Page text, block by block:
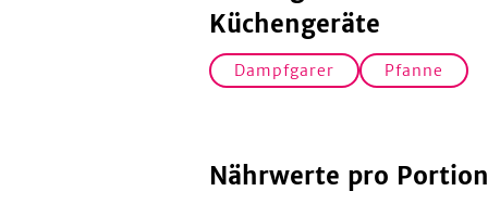
Küchengeräte
Dampfgarer Pfanne
Nährwerte pro Portion